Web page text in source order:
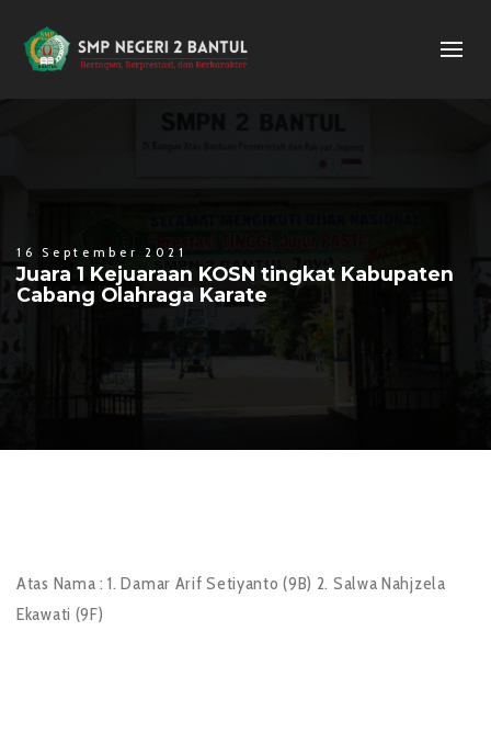
16 September 2021
Juara 1 Kejuaraan KOSN tingkat Kabupaten
Cabang Olahraga Karate
Atas Nama : 1. Damar Arif Setiyanto (9B) 2. Salwa Nahjzela
Ekawati (9F)